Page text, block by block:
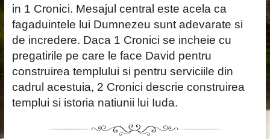
in 1 Cronici. Mesajul central este acela ca
fagaduintele lui Dumnezeu sunt adevarate si
de incredere. Daca 1 Cronici se incheie cu
pregatirile pe care le face David pentru
construirea templului si pentru serviciile din
cadrul acestuia, 2 Cronici descrie construirea
templui si istoria natiunii lui Iuda.